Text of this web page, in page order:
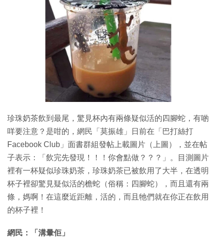
生成式AI與雲端應用
Enterprise Digital Transformation
珍珠奶茶飲到最尾，驚見杯內有兩條疑似活的四腳蛇，有啲
咩要注意？是咁的，網民「莫振雄」日前在「巴打絲打
Facebook Club」面書群組發帖上載圖片（上圖），並在帖
子表示：「飲完先發現！！！你會點做？？？」。目測圖片
裡有一杯疑似珍珠奶茶，珍珠奶茶已被飲用了大半，在透明
杯子裡卻驚見疑似活的檐蛇（俗稱：四腳蛇），而且還有兩
條，媽啊！在這麼近距離，活的，而且牠們就在你正在飲用
的杯子裡！
網民：「溝暈佢」